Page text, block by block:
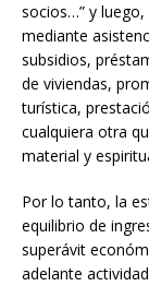
socios…” y luego,
mediante
subsidios,
de viviendas,
turística,
cualquiera otra
material y
Por lo tanto, la
equilibrio de
superávit
adelante